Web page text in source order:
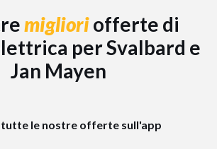
miglioriofferte di
per Svalbard e
Jan Mayen
le nostre offerte sull'app